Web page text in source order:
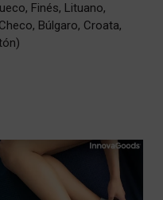
Finés, Lituano,
Búlgaro, Croata,